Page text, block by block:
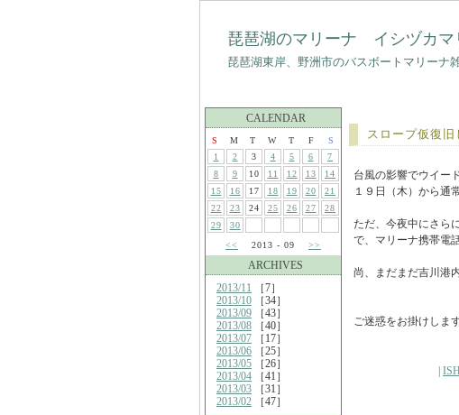
琵琶湖のマリーナ イシヅカマ
琵琶湖東岸、野洲市のバスボートマリーナ
CALENDAR
S M T W T F
S
1
2 3 4 5 6
7
8
9 10 11 12 13
14
15
16 17 18 19 20
21
22
23 24 25 26 27
28
29
30
<<
2013 - 09 >>
ARCHIVES
2013/11 ［7］
2013/10 ［34］
2013/09 ［43］
2013/08 ［40］
2013/07 ［17］
2013/06 ［25］
2013/05 ［26］
2013/04 ［41］
2013/03 ［31］
2013/02 ［47］
スロープ仮復旧
台風の影響でウイー
１９日（木）から通
ただ、今夜中にさら
で、マリーナ携帯電
尚、まだまだ吉川港
ご迷惑をお掛けしま